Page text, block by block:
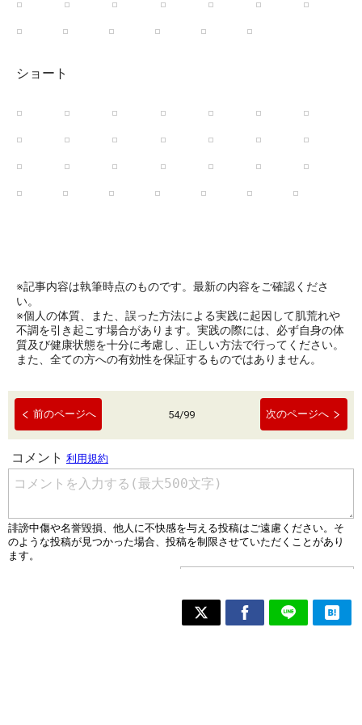
ショート
※記事内容は執筆時点のものです。最新の内容をご確認くださ
い。
※個人の体質、また、誤った方法による実践に起因して肌荒れや
不調を引き起こす場合があります。実践の際には、必ず自身の体
質及び健康状態を十分に考慮し、正しい方法で行ってください。
また、全ての方への有効性を保証するものではありません。
前のページへ 54/99 次のページへ